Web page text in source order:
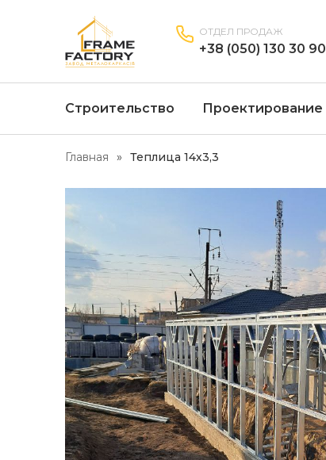
ОТДЕЛ ПРОДАЖ
+38 (050) 130 30 90
Строительство Проектирование
Главная Теплица 14х3,3